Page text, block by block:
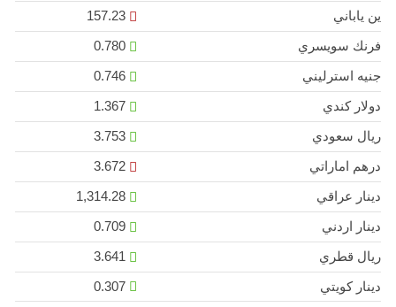
ين ياباني
157.23
فرنك سويسري
0.780
جنيه استرليني
0.746
دولار كندي
1.367
ريال سعودي
3.753
درهم اماراتي
3.672
دينار عراقي
1,314.28
دينار اردني
0.709
ريال قطري
دينار كويتي
0.307